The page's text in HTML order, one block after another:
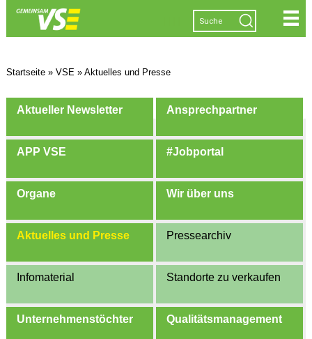
Startseite» VSE » Aktuelles und Presse
Aktueller Newsletter Ansprechpartner
APP VSE #Jobportal
Organe Wir über uns
Aktuelles und Presse Pressearchiv
Infomaterial Standorte zu verkaufen
Unternehmenstöchter Qualitätsmanagement